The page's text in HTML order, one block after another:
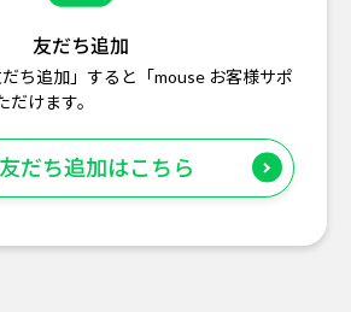
友だち追加
ち追加」すると「mouse お客様サポ
けます。
友だち追加はこちら